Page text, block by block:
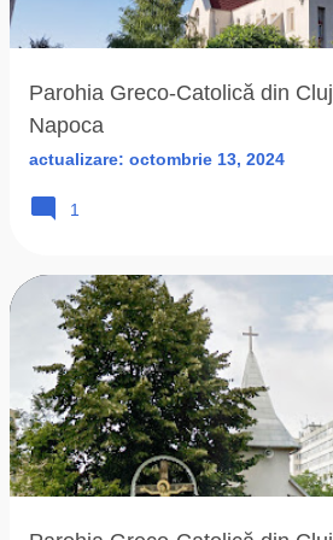
r
Parohia Greco-Catolică din
Napoca
actualizare: octombrie 13, 2024
1